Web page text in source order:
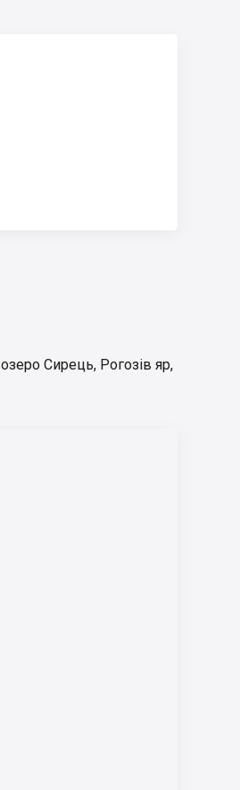
озеро Сирець, Рогозів яр,